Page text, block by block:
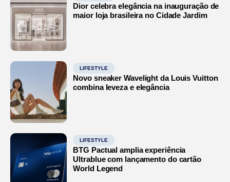
Dior celebra elegância na inauguração de
maior loja brasileira no Cidade Jardim
LIFESTYLE
Novo sneaker Wavelight da Louis Vuitton
combina leveza e elegância
LIFESTYLE
BTG Pactual amplia experiência
Ultrablue com lançamento do cartão
World Legend